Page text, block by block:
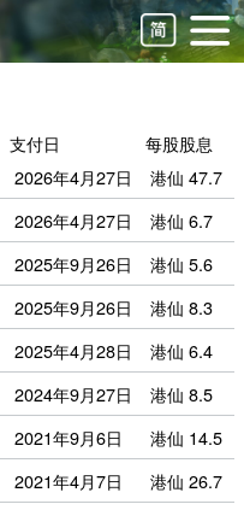
支付日
每股股息
2026年4月27日
港仙 47.7
2026年4月27日
港仙 6.7
2025年9月26日
港仙 5.6
2025年9月26日
港仙 8.3
2025年4月28日
港仙 6.4
2024年9月27日
港仙 8.5
2021年9月6日
港仙 14.5
2021年4月7日
港仙 26.7